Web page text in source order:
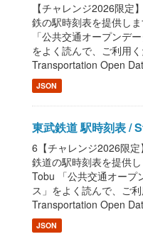
【チャレンジ2026限定
鉄の駅時刻表を提供し
「公共交通オープンデ
をよく読んで、ご利用
Transportation Open
JSON
東武鉄道 駅時刻表 /
6【チャレンジ2026限
鉄道の駅時刻表を提供
Tobu 「公共交通オープ
ス」をよく読んで、ご
Transportation Open
JSON